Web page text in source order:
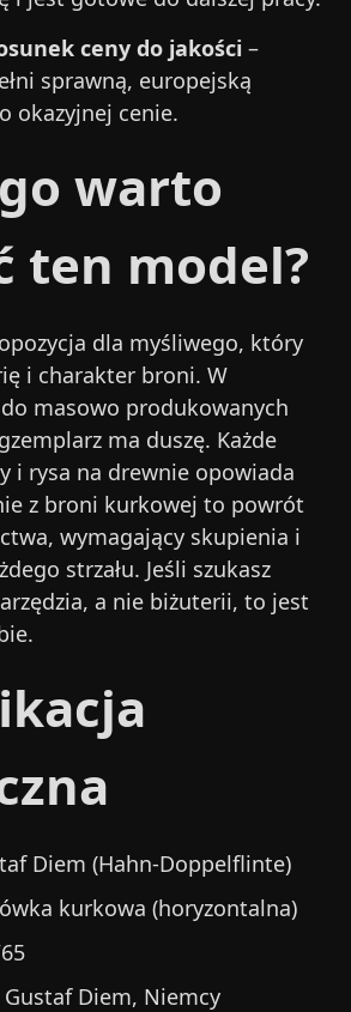
ceny do jakości –
sprawną, europejską
okazyjnej cenie.
warto
ten model?
dla myśliwego, który
i charakter broni. W
masowo produkowanych
ma duszę. Każde
i rysa na drewnie opowiada
z broni kurkowej to powrót
wymagający skupienia i
strzału. Jeśli szukasz
a nie biżuterii, to jest
Diem (Hahn-Doppelflinte)
kurkowa (horyzontalna)
Gustaf Diem, Niemcy